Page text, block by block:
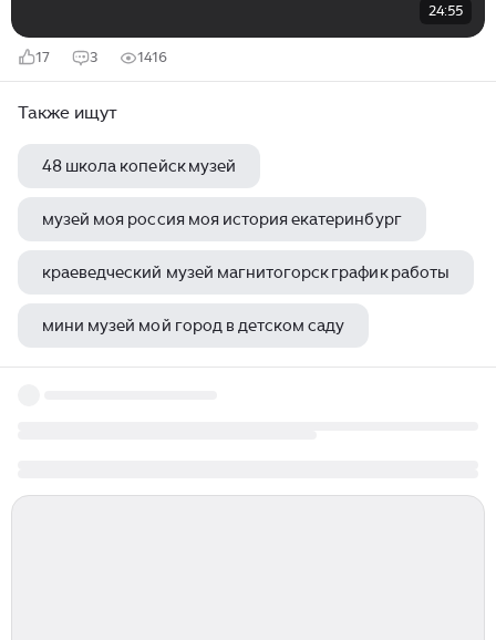
24:55
17 3 1416
Также ищут
48 школа копейск музей
музей моя россия моя история екатеринбург
краеведческий музей магнитогорск график работы
мини музей мой город в детском саду